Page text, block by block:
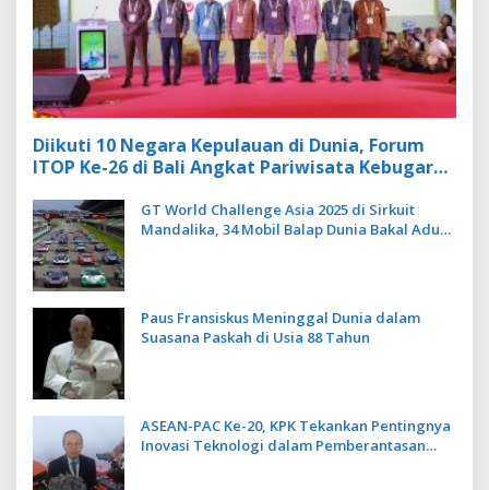
Diikuti 10 Negara Kepulauan di Dunia, Forum
ITOP Ke-26 di Bali Angkat Pariwisata Kebugaran
GT World Challenge Asia 2025 di Sirkuit
Mandalika, 34 Mobil Balap Dunia Bakal Adu
Paus Fransiskus Meninggal Dunia dalam
Suasana Paskah di Usia 88 Tahun
ASEAN-PAC Ke-20, KPK Tekankan Pentingnya
Inovasi Teknologi dalam Pemberantasan